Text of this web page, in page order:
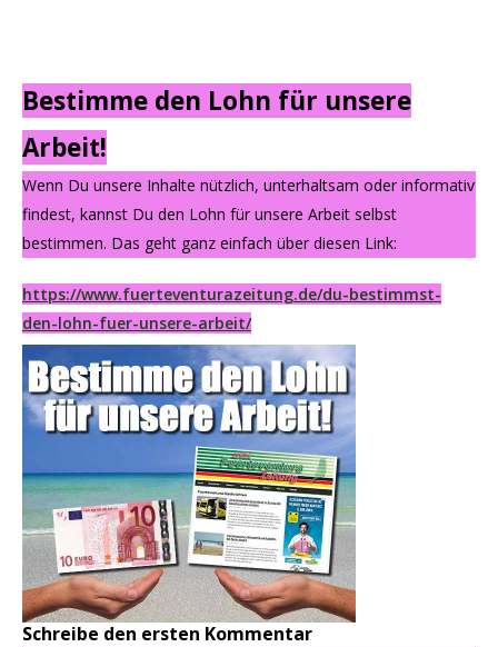
Bestimme den Lohn für unsere
Arbeit!
Wenn Du unsere Inhalte nützlich, unterhaltsam oder informativ
findest, kannst Du den Lohn für unsere Arbeit selbst
bestimmen. Das geht ganz einfach über diesen Link:
https://www.fuerteventurazeitung.de/du-bestimmst-
den-lohn-fuer-unsere-arbeit/
Schreibe den ersten Kommentar